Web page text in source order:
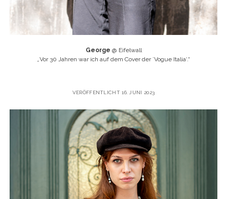
George @ Eifelwall
Vor 30 Jahren war ich auf dem Cover der ´Vogue Italia‘.“
VERÖFFENTLICHT 16. JUNI 2023